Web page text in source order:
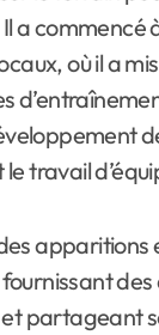
a commencé
où il a
travail
apparitions
des
partageant